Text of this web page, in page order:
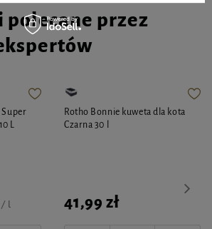
polecane przez
Super
L
/ l
Rotho Bonnie kuweta dla kota
Czarna 30 l
41,99 zł